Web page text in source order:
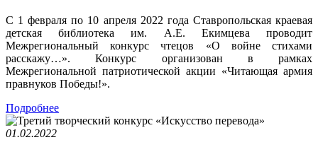
С 1 февраля по 10 апреля 2022 года Ставропольская краевая
детская библиотека им. А.Е. Екимцева проводит
Межрегиональный конкурс чтецов «О войне стихами
расскажу…». Конкурс организован в рамках
Межрегиональной патриотической акции «Читающая армия
правнуков Победы!».
Подробнее
01.02.2022